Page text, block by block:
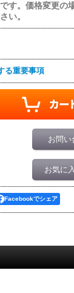
す。価格変更の
い。
る重要事項
お問い
お気に
Facebookでシェア